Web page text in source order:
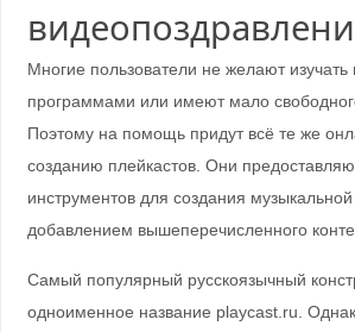
Многие пользователи не желают
программами или имеют мало
Поэтому на помощь придут всё те же
созданию плейкастов. Они
инструментов для создания музыкальной
добавлением вышеперечисленного
Самый популярный русскоязычный
одноименное название playcast.ru.